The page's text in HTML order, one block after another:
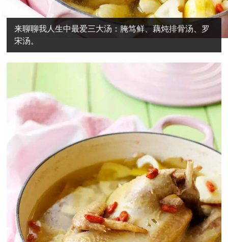
来聊聊我人生中最爱三大汤：腌笃鲜、藕炖排骨汤、罗
宋汤。